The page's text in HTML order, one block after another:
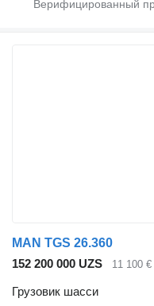
MAN TGS 26.360
152 200 000 UZS
11 100 €
Грузовик шасси